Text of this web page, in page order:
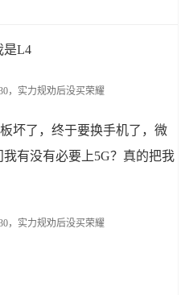
是L4
坏了，终于要换手机了，微
有没有必要上5G？真的把我